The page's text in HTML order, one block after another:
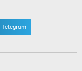
Telegram